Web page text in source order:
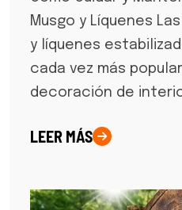
Musgo y Líquenes
y líquenes
cada vez más
decoración de
LEER MÁS